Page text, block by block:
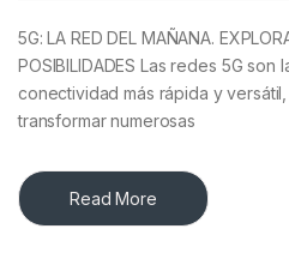
5G: LA RED DEL MAÑANA.
POSIBILIDADES Las redes 5G
conectividad más rápida y
transformar numerosas
Read More